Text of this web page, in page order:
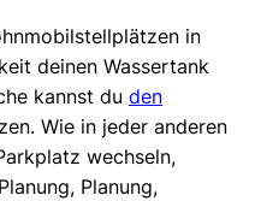
in
deinen Wassertank
kannst du den
Wie in jeder anderen
wechseln,
Planung,